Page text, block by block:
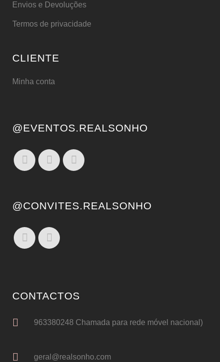
Envios e Devoluções
Termos de privacidade
CLIENTE
Minha conta
@EVENTOS.REALSONHO
@CONVITES.REALSONHO
CONTACTOS
963380248 Chamada para rede móvel nacional)
geral@realsonho.com